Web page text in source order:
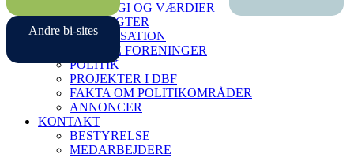
Andre bi-sites
STRATEGI OG VÆRDIER
VEDTÆGTER
ORGANISATION
LOKALE FORENINGER
POLITIK
PROJEKTER I DBF
FAKTA OM POLITIKOMRÅDER
ANNONCER
KONTAKT
BESTYRELSE
MEDARBEJDERE